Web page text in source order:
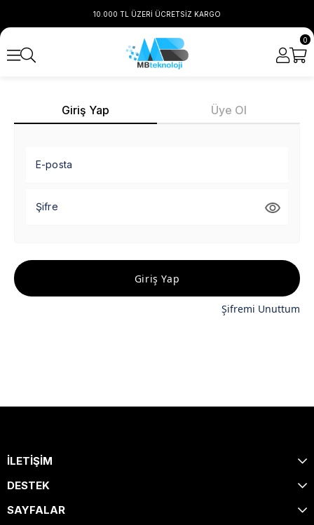
10.000 TL ÜZERİ ÜCRETSİZ KARGO
0
Giriş Yap Üye Ol
E-posta
Şifre
Giriş Yap
Şifremi Unuttum
İLETİŞİM
DESTEK
SAYFALAR